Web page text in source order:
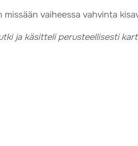
vaiheessa vahvinta
ja käsitteli perusteellisesti